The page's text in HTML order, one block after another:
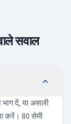
सवाल
दें, या असली
करें। 80 सेमी